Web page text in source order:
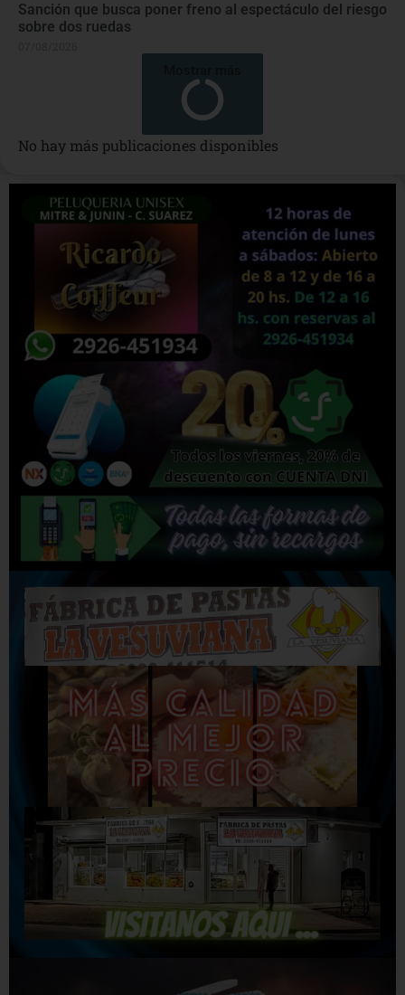
Sanción que busca poner freno al espectáculo del riesgo
sobre dos ruedas
No hay más publicaciones disponibles